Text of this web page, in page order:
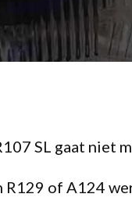
SL gaat niet
R129 of A124